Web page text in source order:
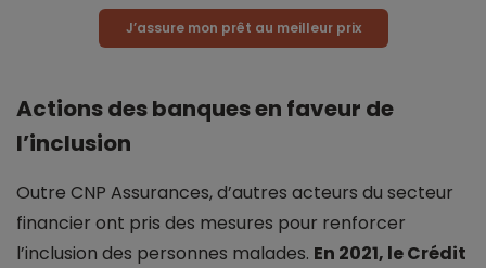
J’assure mon prêt au meilleur prix
Actions des banques en faveur de
l’inclusion
Outre CNP Assurances, d’autres acteurs du secteur
financier ont pris des mesures pour renforcer
l’inclusion des personnes malades. En 2021, le Crédit